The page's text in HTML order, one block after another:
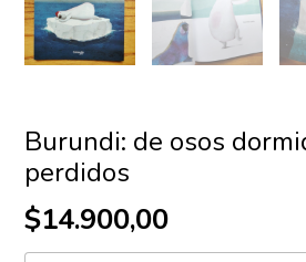
Burundi: de osos
perdidos
$14.900,00